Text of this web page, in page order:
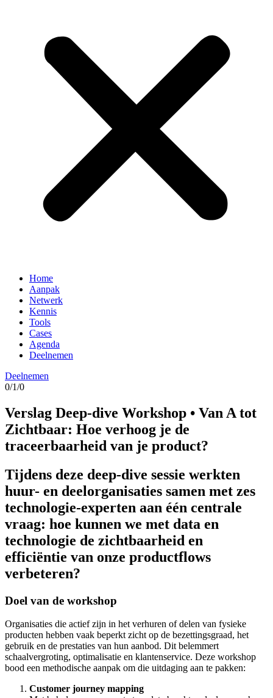
Home
Aanpak
Netwerk
Kennis
Tools
Cases
Agenda
Deelnemen
Deelnemen
0/1/0
Verslag Deep-dive Workshop • Van A tot
Zichtbaar: Hoe verhoog je de
traceerbaarheid van je product?
Tijdens deze deep-dive sessie werkten
huur- en deelorganisaties samen met zes
technologie-experten aan één centrale
vraag: hoe kunnen we met data en
technologie de zichtbaarheid en
efficiëntie van onze productflows
verbeteren?
Doel van de workshop
Organisaties die actief zijn in het verhuren of delen van fysieke
producten hebben vaak beperkt zicht op de bezettingsgraad, het
gebruik en de prestaties van hun aanbod. Dit belemmert
schaalvergroting, optimalisatie en klantenservice. Deze workshop
bood een methodische aanpak om die uitdaging aan te pakken:
Customer journey mapping